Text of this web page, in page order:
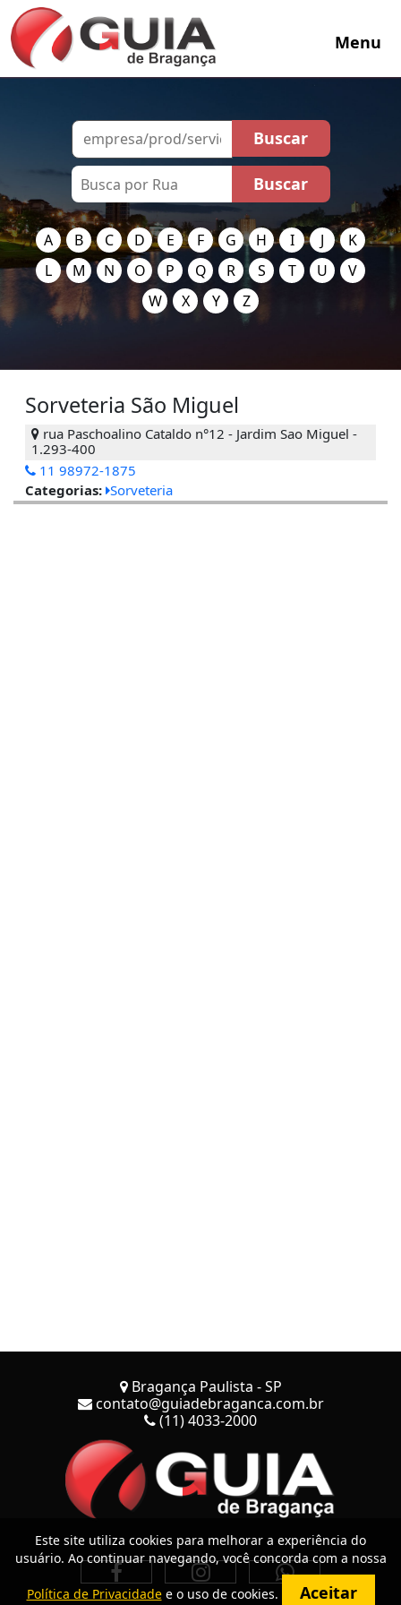
Menu
A B C D E F G H I J
K
L
M N O P Q R S T U
V
W
X Y Z
Sorveteria São Miguel
rua Paschoalino Cataldo n°12 - Jardim Sao Miguel -
1.293-400
11 98972-1875
Categorias: Sorveteria
Bragança Paulista - SP
contato@guiadebraganca.com.br
(11) 4033-2000
Este site utiliza cookies para melhorar a experiência do
usuário. Ao continuar navegando, você concorda com a nossa
Política de Privacidadee o uso de cookies. Aceitar